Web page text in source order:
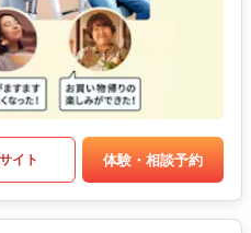
イト 体験・相談予約